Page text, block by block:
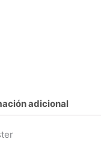
adicional